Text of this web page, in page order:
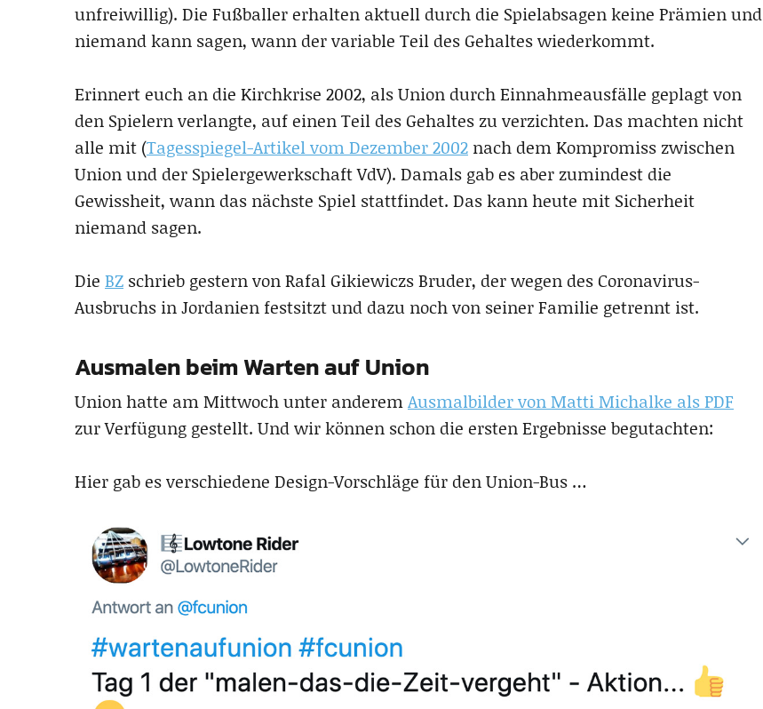
unfreiwillig). Die Fußballer erhalten aktuell durch die Spielabsagen keine Prämien und
niemand kann sagen, wann der variable Teil des Gehaltes wiederkommt.
Erinnert euch an die Kirchkrise 2002, als Union durch Einnahmeausfälle geplagt von
den Spielern verlangte, auf einen Teil des Gehaltes zu verzichten. Das machten nicht
alle mit (Tagesspiegel-Artikel vom Dezember 2002 nach dem Kompromiss zwischen
Union und der Spielergewerkschaft VdV). Damals gab es aber zumindest die
Gewissheit, wann das nächste Spiel stattfindet. Das kann heute mit Sicherheit
niemand sagen.
Die BZ schrieb gestern von Rafal Gikiewiczs Bruder, der wegen des Coronavirus-
Ausbruchs in Jordanien festsitzt und dazu noch von seiner Familie getrennt ist.
Ausmalen beim Warten auf Union
Union hatte am Mittwoch unter anderemAusmalbilder von Matti Michalke als PDF
zur Verfügung gestellt. Und wir können schon die ersten Ergebnisse begutachten:
Hier gab es verschiedene Design-Vorschläge für den Union-Bus …